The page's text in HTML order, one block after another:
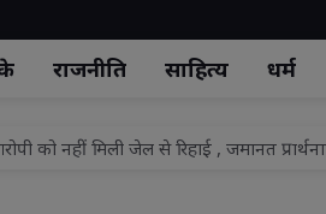
राजनीति साहित्य धर्म